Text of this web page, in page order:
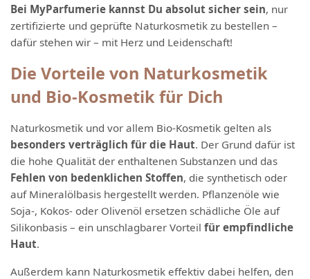
Bei MyParfumerie kannst Du absolut sicher sein, nur
zertifizierte und geprüfte Naturkosmetik zu bestellen –
dafür stehen wir – mit Herz und Leidenschaft!
Die Vorteile von Naturkosmetik
und Bio-Kosmetik für Dich
Naturkosmetik und vor allem Bio-Kosmetik gelten als
besonders verträglich für die Haut. Der Grund dafür ist
die hohe Qualität der enthaltenen Substanzen und das
Fehlen von bedenklichen Stoffen, die synthetisch oder
auf Mineralölbasis hergestellt werden. Pflanzenöle wie
Soja-, Kokos- oder Olivenöl ersetzen schädliche Öle auf
Silikonbasis – ein unschlagbarer Vorteil für empfindliche
Haut.
Außerdem kann Naturkosmetik effektiv dabei helfen, den